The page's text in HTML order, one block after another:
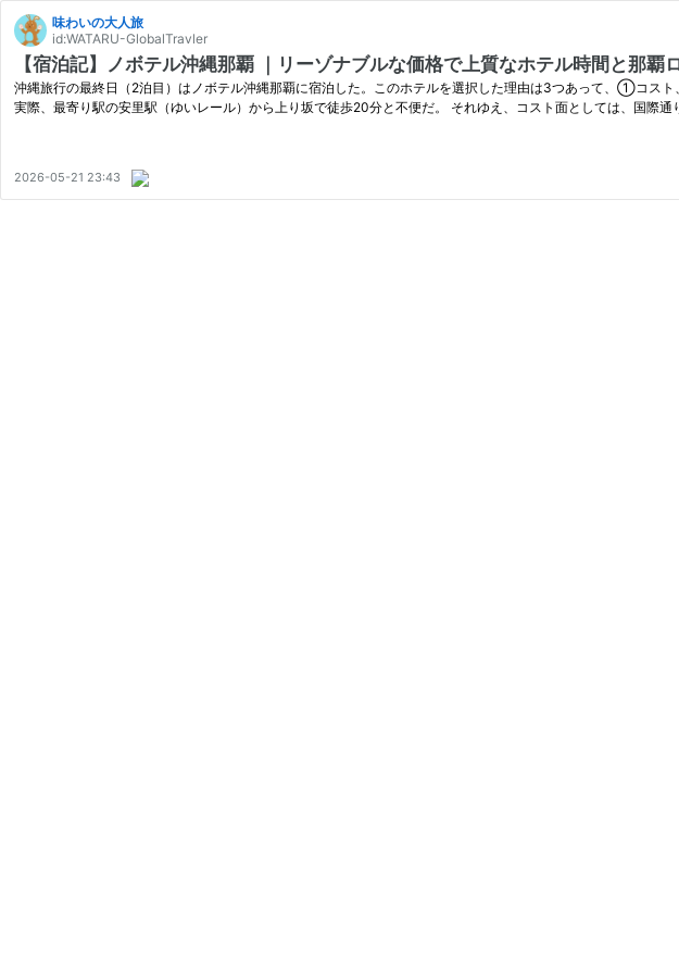
味わいの大人旅
id:WATARU-GlobalTravler
【宿泊記】ノボテル沖縄那覇 ｜リーゾナブルな価格で上質なホテル時間と那覇
沖縄旅行の最終日（2泊目）はノボテル沖縄那覇に宿泊した。このホテルを選択した理由は3つあって、①コ
実際、最寄り駅の安里駅（ゆいレール）から上り坂で徒歩20分と不便だ。 それゆえ、コスト面としては、国際通
2026-05-21 23:43